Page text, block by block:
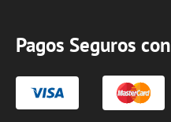
Pagos Seguros con